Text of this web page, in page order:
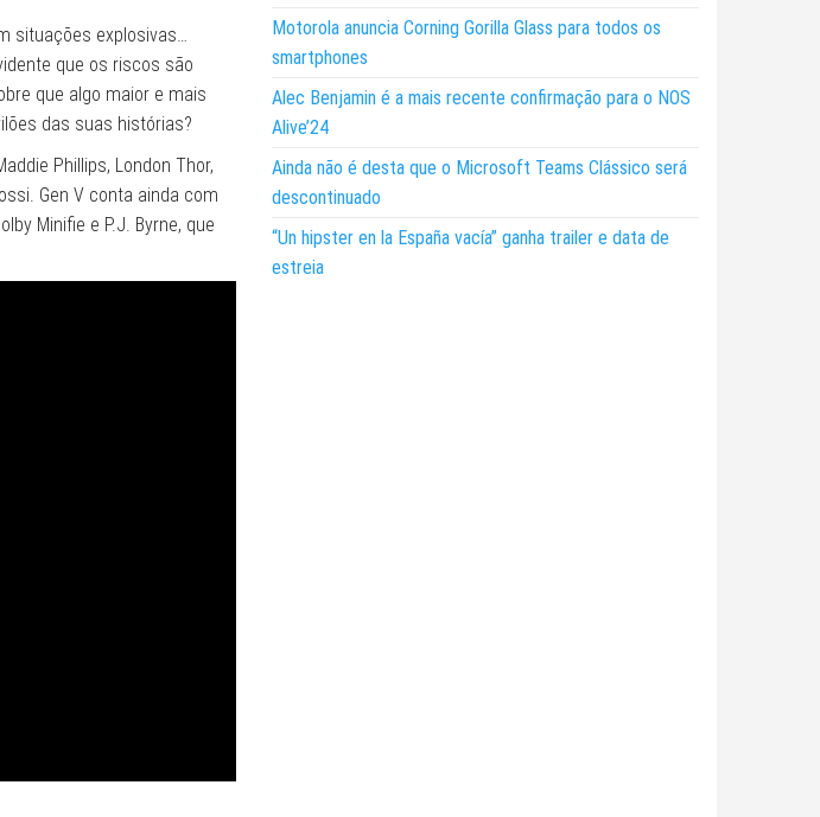
situações explosivas…
que os riscos são
que algo maior e mais
das suas histórias?
Phillips, London Thor,
Gen V conta ainda com
Minifie e P.J. Byrne, que
Motorola anuncia Corning Gorilla Glass para todos os
smartphones
Alec Benjamin é a mais recente confirmação para o NOS
Alive’24
Ainda não é desta que o Microsoft Teams Clássico será
descontinuado
“Un hipster en la España vacía” ganha trailer e data de
estreia